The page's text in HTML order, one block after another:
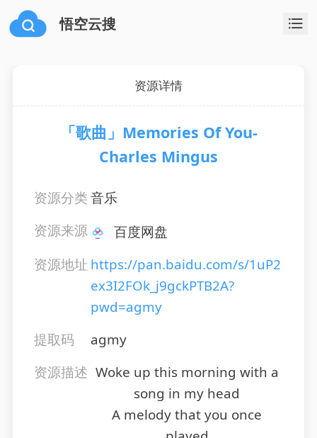
悟空云搜
资源详情
「歌曲」Memories Of You-
Charles Mingus
资源分类音乐
资源来源
百度网盘
资源地址 https://pan.baidu.com/s/1uP2
ex3I2FOk_j9gckPTB2A?
pwd=agmy
提取码
agmy
资源描述 Woke up this morning with a
song in my head
A melody that you once